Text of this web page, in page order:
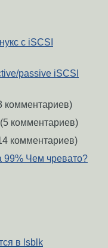
с iSCSI
passive iSCSI
комментариев)
(5 комментариев)
комментариев)
99% Чем чревато?
в lsblk